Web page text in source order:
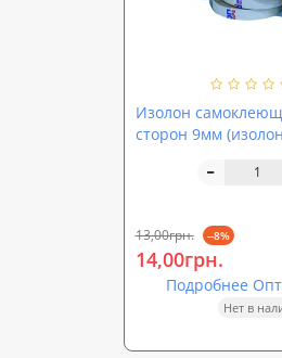
Изолон
сторон 9мм
13,00грн. --8%
14,00грн.
Подробнее
Нет в